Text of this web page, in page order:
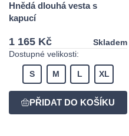
Hnědá dlouhá vesta s
kapucí
1 165 Kč
Skladem
Dostupné velikosti:
S M L XL